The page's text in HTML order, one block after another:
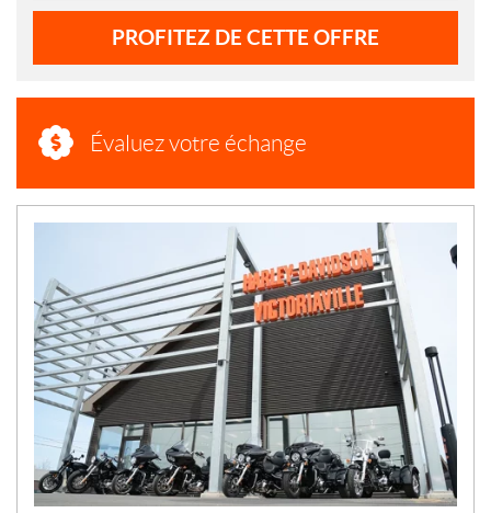
PROFITEZ DE CETTE OFFRE
Évaluez votre échange
U
V
E
L
L
E